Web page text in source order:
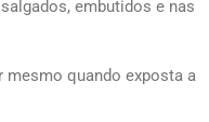
embutidos e nas
mesmo quando exposta a